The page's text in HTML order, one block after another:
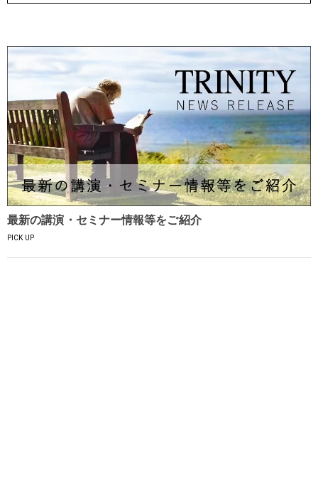
最新の講演・セミナー情報等をご紹介
PICK UP